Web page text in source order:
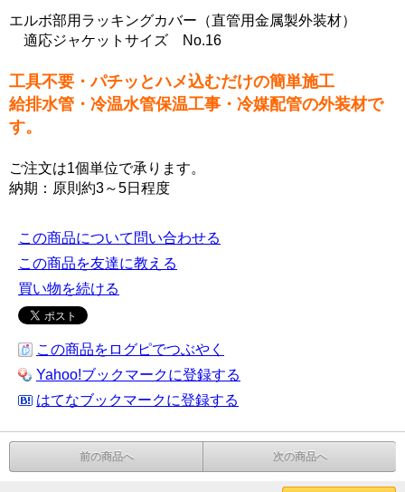
エルボ部用ラッキングカバー（直管用金属製外装材）
適応ジャケットサイズ No.16
工具不要・パチッとハメ込むだけの簡単施工
給排水管・冷温水管保温工事・冷媒配管の外装材で
す。
ご注文は1個単位で承ります。
納期：原則約3～5日程度
この商品について問い合わせる
この商品を友達に教える
買い物を続ける
この商品をログピでつぶやく
Yahoo!ブックマークに登録する
はてなブックマークに登録する
前の商品へ 次の商品へ